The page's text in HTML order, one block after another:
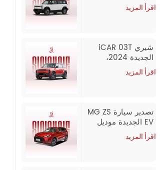
بالجملة من الصين
اقرأ المزيد
شيري iCAR 03T
الجديدة 2024،
سيارة دفع رباعي
كهربائية طويلة
اقرأ المزيد
تصدير سيارة MG ZS
EV الجديدة موديل
الصين
اقرأ المزيد